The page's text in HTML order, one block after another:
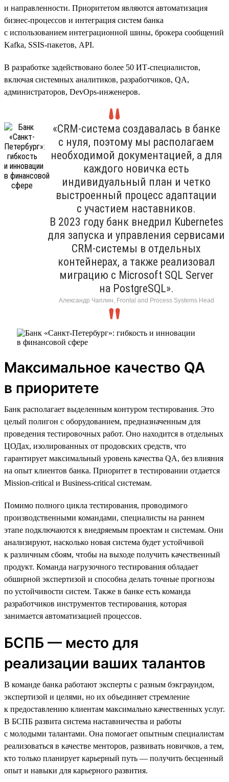
и направленности. Приоритетом являются автоматизация
бизнес-процессов и интеграция систем банка
с использованием интеграционной шины, брокера сообщений
Kafka, SSIS-пакетов, API.
В разработке задействовано более 50 ИТ-специалистов,
включая системных аналитиков, разработчиков, QA,
администраторов, DevOps-инженеров.
«CRM-система создавалась в банке
с нуля, поэтому мы располагаем
необходимой документацией, а для
каждого новичка есть
индивидуальный план и четко
выстроенный процесс адаптации
с участием наставников.
В 2023 году банк внедрил Kubernetes
для запуска и управления сервисами
CRM-системы в отдельных
контейнерах, а также реализовал
миграцию с Microsoft SQL Server
на PostgreSQL».
Александр Чаплин, Frontal and Process Systems Head
Максимальное качество QA
в приоритете
Банк располагает выделенным контуром тестирования. Это
целый полигон с оборудованием, предназначенным для
проведения тестировочных работ. Оно находится в отдельных
ЦОДах, изолированных от продовских средств, что
гарантирует максимальный уровень качества QA, без влияния
на опыт клиентов банка. Приоритет в тестировании отдается
Mission-critical и Business-critical системам.
Помимо полного цикла тестирования, проводимого
производственными командами, специалисты на раннем
этапе подключаются к внедряемым проектам и системам. Они
анализируют, насколько новая система будет устойчивой
к различным сбоям, чтобы на выходе получить качественный
продукт. Команда нагрузочного тестирования обладает
обширной экспертизой и способна делать точные прогнозы
по устойчивости систем. Также в банке есть команда
разработчиков инструментов тестирования, которая
занимается автоматизацией процессов.
БСПБ — место для
реализации ваших талантов
В команде банка работают эксперты с разным бэкграундом,
экспертизой и целями, но их объединяет стремление
к предоставлению клиентам максимально качественных услуг.
В БСПБ развита система наставничества и работы
с молодыми талантами. Она помогает опытным специалистам
реализоваться в качестве менторов, развивать новичков, а тем,
кто только планирует карьерный путь — получить бесценный
опыт и навыки для карьерного развития.